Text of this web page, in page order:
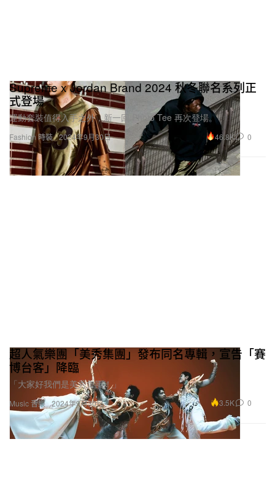
Fashion 時裝
Supreme x Jordan Brand 2024 秋冬聯名系列正
式登場
運動套裝值得入手之外，新一回 Photo Tee 再次登場。
2024年9月30日 46.8K 0
Music 音樂
超人氣樂團「美秀集團」發布同名專輯，宣告「賽
博台客」降臨
「大家好我們是美秀集團！」
2024年9月30日 3.5K 0